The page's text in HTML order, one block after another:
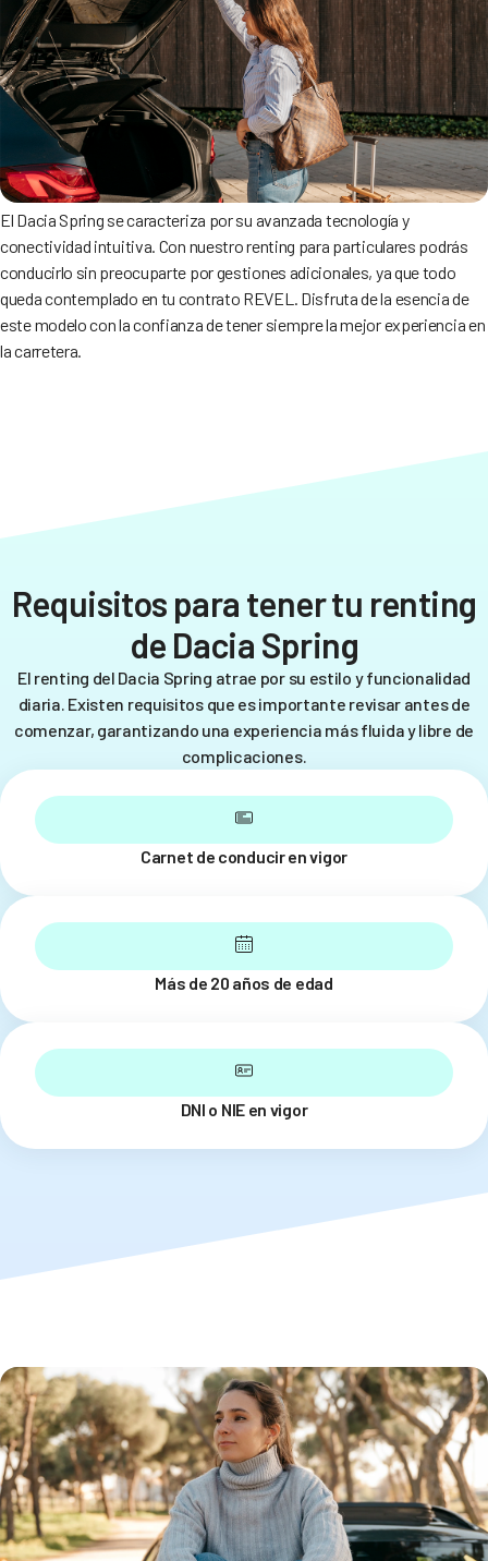
El Dacia Spring se caracteriza por su avanzada tecnología y
conectividad intuitiva. Con nuestro renting para particulares podrás
conducirlo sin preocuparte por gestiones adicionales, ya que todo
queda contemplado en tu contrato REVEL. Disfruta de la esencia de
este modelo con la confianza de tener siempre la mejor experiencia en
la carretera.
Requisitos para tener tu renting
de Dacia Spring
El renting del Dacia Spring atrae por su estilo y funcionalidad
diaria. Existen requisitos que es importante revisar antes de
comenzar, garantizando una experiencia más fluida y libre de
complicaciones.
Carnet de conducir en vigor
Más de 20 años de edad
DNI o NIE en vigor